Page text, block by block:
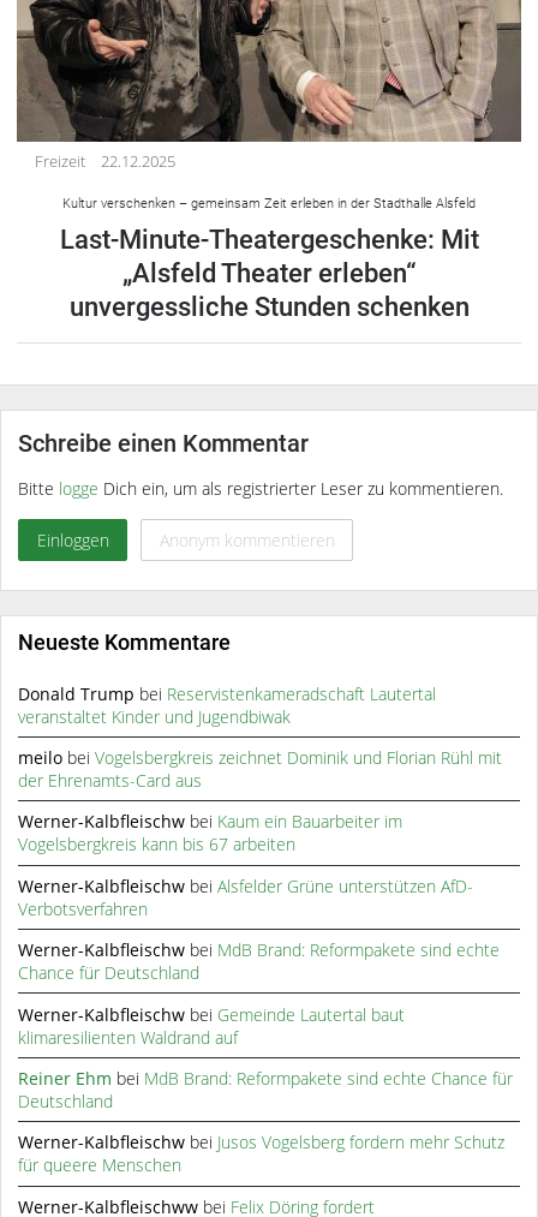
Freizeit 22.12.2025
Kultur verschenken – gemeinsam Zeit erleben in der Stadthalle Alsfeld
Last-Minute-Theatergeschenke: Mit
„Alsfeld Theater erleben“
unvergessliche Stunden schenken
Schreibe einen Kommentar
Bitte logge Dich ein, um als registrierter Leser zu kommentieren.
Einloggen Anonym kommentieren
Neueste Kommentare
Donald Trump bei Reservistenkameradschaft Lautertal
veranstaltet Kinder und Jugendbiwak
meilo beiVogelsbergkreis zeichnet Dominik und Florian Rühl mit
der Ehrenamts-Card aus
Werner-Kalbfleischw bei Kaum ein Bauarbeiter im
Vogelsbergkreis kann bis 67 arbeiten
Werner-Kalbfleischw beiAlsfelder Grüne unterstützen AfD-
Verbotsverfahren
Werner-Kalbfleischw bei MdB Brand: Reformpakete sind echte
Chance für Deutschland
Werner-Kalbfleischw bei Gemeinde Lautertal baut
klimaresilienten Waldrand auf
Reiner Ehm bei MdB Brand: Reformpakete sind echte Chance für
Deutschland
Werner-Kalbfleischw bei Jusos Vogelsberg fordern mehr Schutz
für queere Menschen
Werner-Kalbfleischww bei Felix Döring fordert